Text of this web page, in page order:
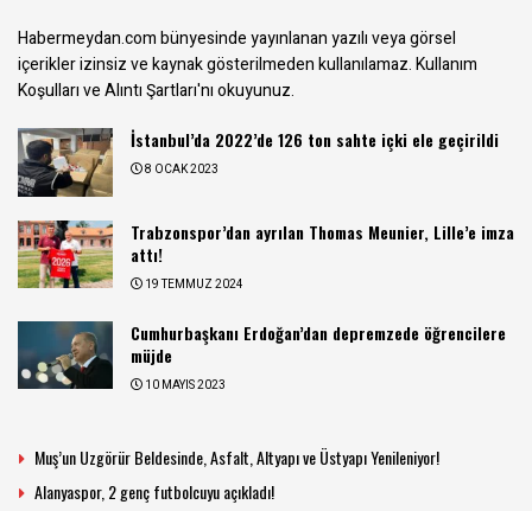
Habermeydan.com bünyesinde yayınlanan yazılı veya görsel
içerikler izinsiz ve kaynak gösterilmeden kullanılamaz.Kullanım
Koşulları ve Alıntı Şartları'nı okuyunuz.
İstanbul’da 2022’de 126 ton sahte içki ele geçirildi
8 OCAK 2023
Trabzonspor’dan ayrılan Thomas Meunier, Lille’e imza
attı!
19 TEMMUZ 2024
Cumhurbaşkanı Erdoğan’dan depremzede öğrencilere
müjde
10 MAYIS 2023
Muş’un Uzgörür Beldesinde, Asfalt, Altyapı ve Üstyapı Yenileniyor!
Alanyaspor, 2 genç futbolcuyu açıkladı!